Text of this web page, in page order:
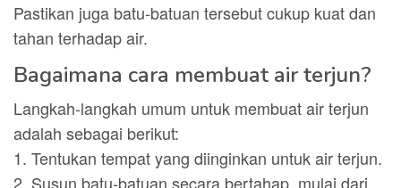
Pastikan juga batu-batuan tersebut cukup kuat dan
tahan terhadap air.
Bagaimana cara membuat air terjun?
Langkah-langkah umum untuk membuat air terjun
adalah sebagai berikut:
1. Tentukan tempat yang diinginkan untuk air terjun.
2. Susun batu-batuan secara bertahap, mulai dari